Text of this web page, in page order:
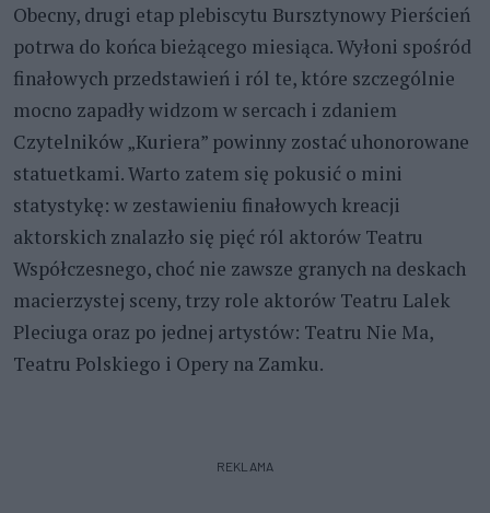
Obecny, drugi etap plebiscytu Bursztynowy Pierścień
potrwa do końca bieżącego miesiąca. Wyłoni spośród
finałowych przedstawień i ról te, które szczególnie
mocno zapadły widzom w sercach i zdaniem
Czytelników „Kuriera” powinny zostać uhonorowane
statuetkami. Warto zatem się pokusić o mini
statystykę: w zestawieniu finałowych kreacji
aktorskich znalazło się pięć ról aktorów Teatru
Współczesnego, choć nie zawsze granych na deskach
macierzystej sceny, trzy role aktorów Teatru Lalek
Pleciuga oraz po jednej artystów: Teatru Nie Ma,
Teatru Polskiego i Opery na Zamku.
REKLAMA